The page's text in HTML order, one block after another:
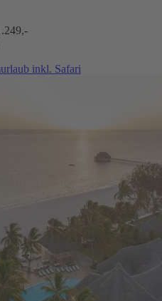
inkl. Safari